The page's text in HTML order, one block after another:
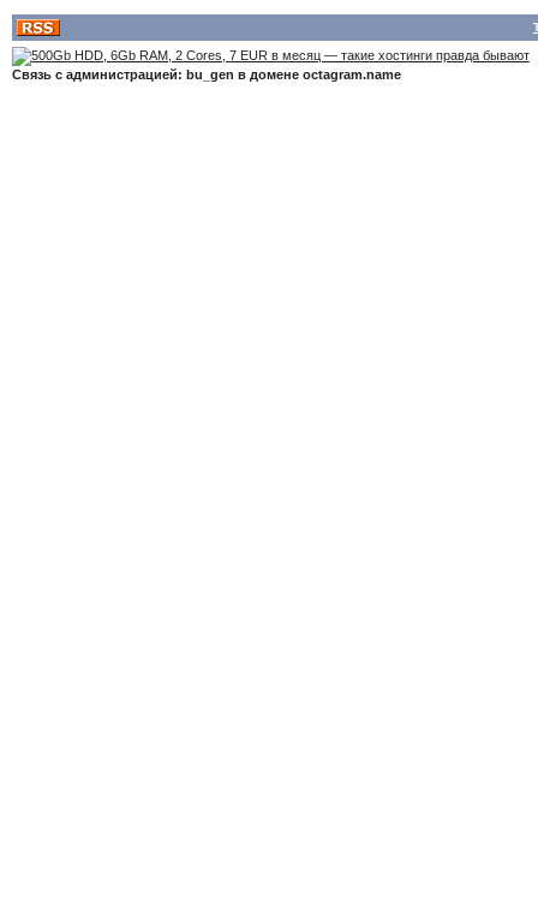
Связь с администрацией: bu_gen в домене octagram.name